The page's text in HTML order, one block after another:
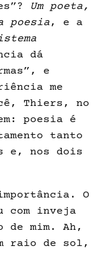
Um poeta,
poesia, e a
dá
e
me
Thiers, no
poesia é
tanto
e, nos dois
O
com inveja
de mim. Ah,
raio de sol,